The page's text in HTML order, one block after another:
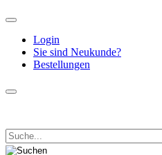
Login
Sie sind Neukunde?
Bestellungen